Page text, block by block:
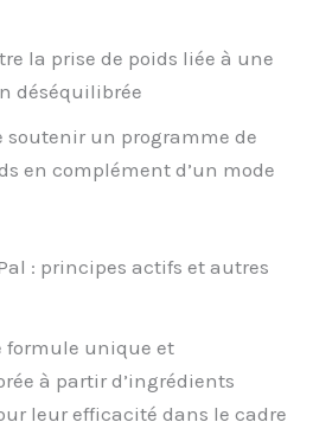
la prise de poids liée à une
déséquilibrée
soutenir un programme de
en complément d’un mode
: principes actifs et autres
formule unique et
à partir d’ingrédients
leur efficacité dans le cadre